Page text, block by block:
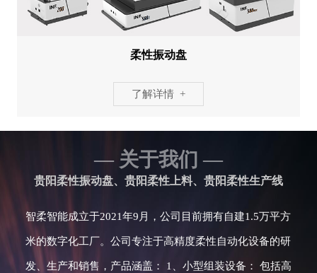
柔性振动盘
了解详情 +
— 关于我们 —
贵阳柔性振动盘、贵阳柔性上料、贵阳柔性生产线
智柔智能成立于2021年9月，公司目前拥有自建1.5万平方
米的数字化工厂。公司专注于高精度柔性自动化设备的研
发、生产和销售，产品涵盖： 1、小型组装设备： 包括高